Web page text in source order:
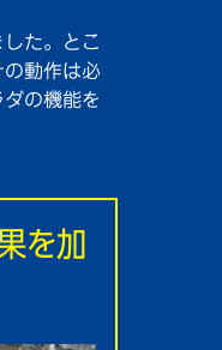
た。とこ
動作は必
の機能を
を加